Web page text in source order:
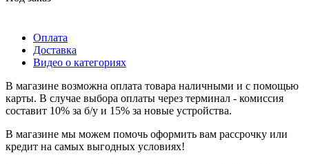
Оплата
Доставка
Видео о категориях
В магазине возможна оплата товара наличными и с помощью
карты. В случае выбора оплаты через терминал - комиссия
составит 10% за б/у и 15% за новые устройства.
В магазине мы можем помочь оформить вам рассрочку или
кредит на самых выгодных условиях!